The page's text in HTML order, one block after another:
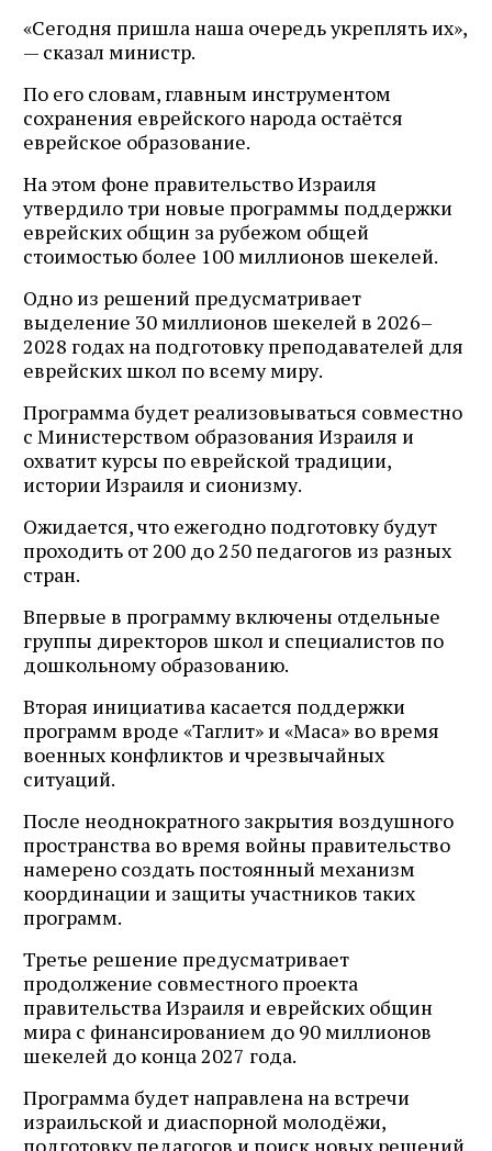
«Сегодня пришла наша очередь укреплять их»,
— сказал министр.
По его словам, главным инструментом
сохранения еврейского народа остаётся
еврейское образование.
На этом фоне правительство Израиля
утвердило три новые программы поддержки
еврейских общин за рубежом общей
стоимостью более 100 миллионов шекелей.
Одно из решений предусматривает
выделение 30 миллионов шекелей в 2026–
2028 годах на подготовку преподавателей для
еврейских школ по всему миру.
Программа будет реализовываться совместно
с Министерством образования Израиля и
охватит курсы по еврейской традиции,
истории Израиля и сионизму.
Ожидается, что ежегодно подготовку будут
проходить от 200 до 250 педагогов из разных
стран.
Впервые в программу включены отдельные
группы директоров школ и специалистов по
дошкольному образованию.
Вторая инициатива касается поддержки
программ вроде «Таглит» и «Маса» во время
военных конфликтов и чрезвычайных
ситуаций.
После неоднократного закрытия воздушного
пространства во время войны правительство
намерено создать постоянный механизм
координации и защиты участников таких
программ.
Третье решение предусматривает
продолжение совместного проекта
правительства Израиля и еврейских общин
мира с финансированием до 90 миллионов
шекелей до конца 2027 года.
Программа будет направлена на встречи
израильской и диаспорной молодёжи,
подготовку педагогов и поиск новых решений